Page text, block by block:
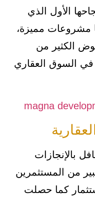
الأول الذي
مشروعات مميزة،
الكثير من
في السوق العقاري
بالإنجازات
من المستثمرين
كما حصلت